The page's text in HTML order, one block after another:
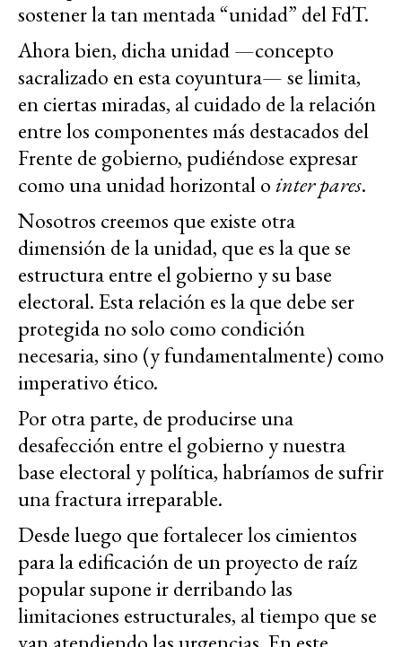
sostener la tan mentada “unidad” del FdT.
Ahora bien, dicha unidad —concepto
sacralizado en esta coyuntura— se limita,
en ciertas miradas, al cuidado de la relación
entre los componentes más destacados del
Frente de gobierno, pudiéndose expresar
como una unidad horizontal ointer pares.
Nosotros creemos que existe otra
dimensión de la unidad, que es la que se
estructura entre el gobierno y su base
electoral. Esta relación es la que debe ser
protegida no solo como condición
necesaria, sino (y fundamentalmente) como
imperativo ético.
Por otra parte, de producirse una
desafección entre el gobierno y nuestra
base electoral y política, habríamos de sufrir
una fractura irreparable.
Desde luego que fortalecer los cimientos
para la edificación de un proyecto de raíz
popular supone ir derribando las
limitaciones estructurales, al tiempo que se